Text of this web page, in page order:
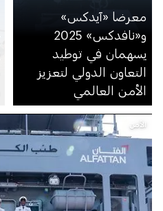
معرضا «آيدكس»
و«نافدكس» 2025
يسهمان في توطيد
التعاون الدولي لتعزيز
الأمن العالمي
الأمن